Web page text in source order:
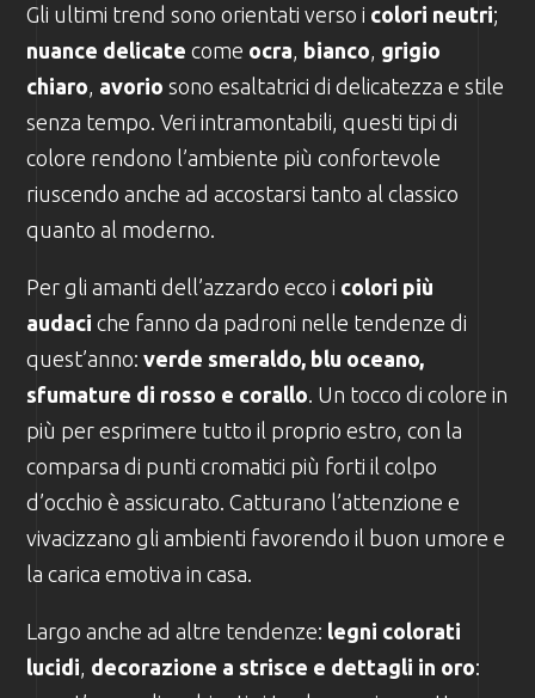
Gli ultimi trend sono orientati verso i colori neutri;
nuance delicate come ocra bianco grigio
chiaro avorio sono esaltatrici di delicatezza e stile
senza tempo. Veri intramontabili, questi tipi di
colore rendono l’ambiente più confortevole
riuscendo anche ad accostarsi tanto al classico
quanto al moderno.
Per gli amanti dell’azzardo ecco i colori più
audaci che fanno da padroni nelle tendenze di
quest’anno:verde smeraldo, blu oceano,
sfumature di rosso e corallo . Un tocco di colore in
più per esprimere tutto il proprio estro, con la
comparsa di punti cromatici più forti il colpo
d’occhio è assicurato. Catturano l’attenzione e
vivacizzano gli ambienti favorendo il buon umore e
la carica emotiva in casa.
Largo anche ad altre tendenze: legni colorati
lucidi decorazione a strisce e dettagli in oro: